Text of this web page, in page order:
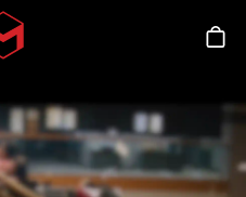
Skip to main content